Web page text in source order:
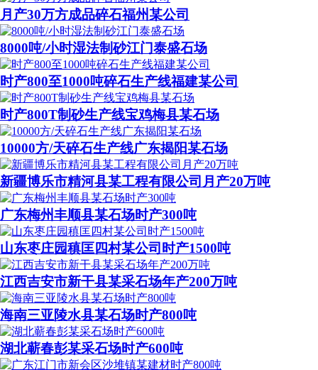
月产30万方成品碎石福州某公司
8000吨/小时湿法制砂江门泰盛石场
时产800至1000吨碎石生产线福建某公司
时产800T制砂生产线宝鸡梅县某石场
10000方/天碎石生产线广东揭阳某石场
新疆博乐市精河县某工程有限公司月产20万吨
广东梅州丰顺县某石场时产300吨
山东枣庄园稹匡四村某公司时产1500吨
江西吉安市新干县某采石场年产200万吨
海南三亚陵水县某石场时产800吨
湖北蕲春彭某采石场时产600吨